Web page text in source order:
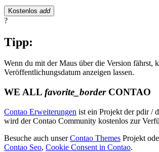
Kostenlos add
?
Tipp:
Wenn du mit der Maus über die Version fährst,
Veröffentlichungsdatum anzeigen lassen.
WE ALL favorite_borderCONTAO
Contao Erweiterungen ist ein Projekt der pdir /
wird der Contao Community kostenlos zur
Besuche auch unserContao Themes Projekt
Contao Seo, Cookie Consent in Contao.